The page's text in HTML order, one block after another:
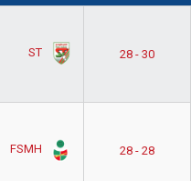
ST 28 - 30
FSMH 28 - 28